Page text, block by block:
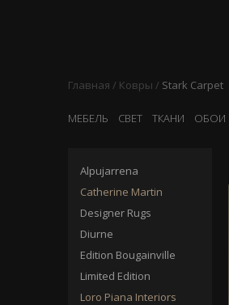
Главная / Ковры / Stark Carpet
МЕБЕЛЬ СВЕТ ТКАНИ ОБОИ
Alpujarrena
Catherine Martin
Designer Rugs
Diurne
Edition Bougainville
Limited Edition
Loro Piana Interiors